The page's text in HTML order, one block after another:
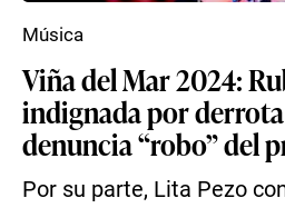
Viña del Mar 2024:
indignada por
denuncia “robo” del
Por su parte, Lita Pezo
Música